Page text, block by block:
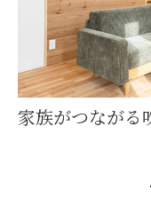
家族がつながる